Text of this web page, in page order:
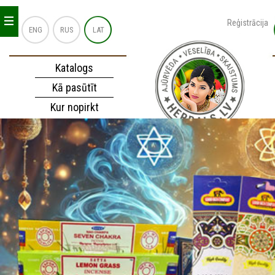
ENG RUS LAT
Reģistrācija
Katalogs
Kā pasūtīt
Kur nopirkt
_
_
_